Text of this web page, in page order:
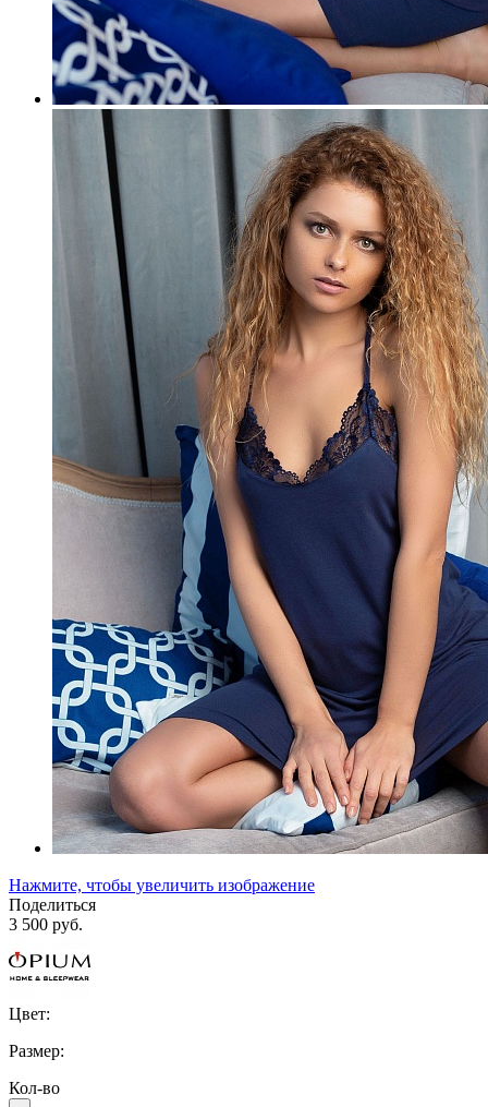
Нажмите, чтобы увеличить изображение
Поделиться
3 500 руб.
Цвет:
Размер:
Кол-во